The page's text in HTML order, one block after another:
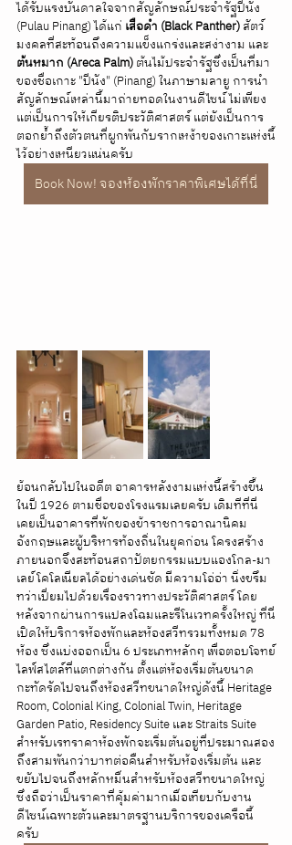
ได้รับแรงบันดาลใจจากสัญลักษณ์ประจำรัฐปีนัง
(Pulau Pinang) ได้แก่ เสือดำ (Black Panther) สัตว์
มงคลที่สะท้อนถึงความแข็งแกร่งและสง่างาม และ
ต้นหมาก (Areca Palm) ต้นไม้ประจำรัฐซึ่งเป็นที่มา
ของชื่อเกาะ "ปีนัง" (Pinang) ในภาษามลายู การนำ
สัญลักษณ์เหล่านี้มาถ่ายทอดในงานดีไซน์ ไม่เพียง
แต่เป็นการให้เกียรติประวัติศาสตร์ แต่ยังเป็นการ
ตอกย้ำถึงตัวตนที่ผูกพันกับรากเหง้าของเกาะแห่งนี้
ไว้อย่างเหนียวแน่นครับ
Book Now! จองห้องพักราคาพิเศษได้ที่นี่
ย้อนกลับไปในอดีต อาคารหลังงามแห่งนี้สร้างขึ้น
ในปี 1926 ตามชื่อของโรงแรมเลยครับ เดิมทีที่นี่
เคยเป็นอาคารที่พักของข้าราชการอาณานิคม
อังกฤษและผู้บริหารท้องถิ่นในยุคก่อน โครงสร้าง
ภายนอกจึงสะท้อนสถาปัตยกรรมแบบแองโกล-มา
เลย์โคโลเนียลได้อย่างเด่นชัด มีความโอ่อ่า นิ่งขรึม
ทว่าเปี่ยมไปด้วยเรื่องราวทางประวัติศาสตร์ โดย
หลังจากผ่านการแปลงโฉมและรีโนเวทครั้งใหญ่ ที่นี่
เปิดให้บริการห้องพักและห้องสวีทรวมทั้งหมด 78
ห้อง ซึ่งแบ่งออกเป็น 6 ประเภทหลักๆ เพื่อตอบโจทย์
ไลฟ์สไตล์ที่แตกต่างกัน ตั้งแต่ห้องเริ่มต้นขนาด
กะทัดรัดไปจนถึงห้องสวีทขนาดใหญ่ดังนี้ Heritage
Room, Colonial King, Colonial Twin, Heritage
Garden Patio, Residency Suite และ Straits Suite
สำหรับเรทราคาห้องพักจะเริ่มต้นอยู่ที่ประมาณสอง
ถึงสามพันกว่าบาทต่อคืนสำหรับห้องเริ่มต้น และ
ขยับไปจนถึงหลักหมื่นสำหรับห้องสวีทขนาดใหญ่
ซึ่งถือว่าเป็นราคาที่คุ้มค่ามากเมื่อเทียบกับงาน
ดีไซน์เฉพาะตัวและมาตรฐานบริการของเครือนี้
ครับ